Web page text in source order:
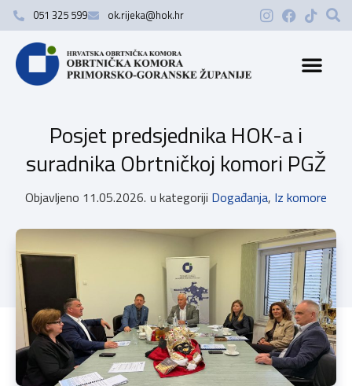
051 325 599 ok.rijeka@hok.hr
Posjet predsjednika HOK-a i
suradnika Obrtničkoj komori PGŽ
Objavljeno 11.05.2026. u kategoriji Događanja, Iz komore